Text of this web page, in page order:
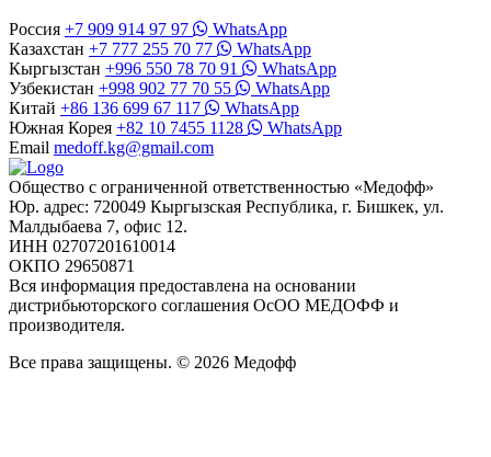
Россия +7 909 914 97 97
WhatsApp
Казахстан +7 777 255 70 77
WhatsApp
Кыргызстан +996 550 78 70 91
WhatsApp
Узбекистан +998 902 77 70 55
WhatsApp
Китай +86 136 699 67 117
WhatsApp
Южная Корея +82 10 7455 1128
WhatsApp
Email medoff.kg@gmail.com
Общество с ограниченной ответственностью «Медофф»
Юр. адрес: 720049 Кыргызская Республика, г. Бишкек, ул.
Малдыбаева 7, офис 12.
ИНН 02707201610014
ОКПО 29650871
Вся информация предоставлена на основании
дистрибьюторского соглашения ОсОО МЕДОФФ и
производителя.
Все права защищены. © 2026 Медофф